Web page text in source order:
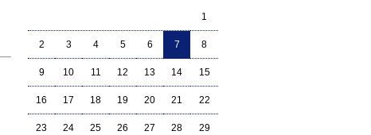
1
2 3 4 5 6 7 8
9 10 11 12 13 14 15
16 17 18 19 20 21 22
23 24 25 26 27 28 29